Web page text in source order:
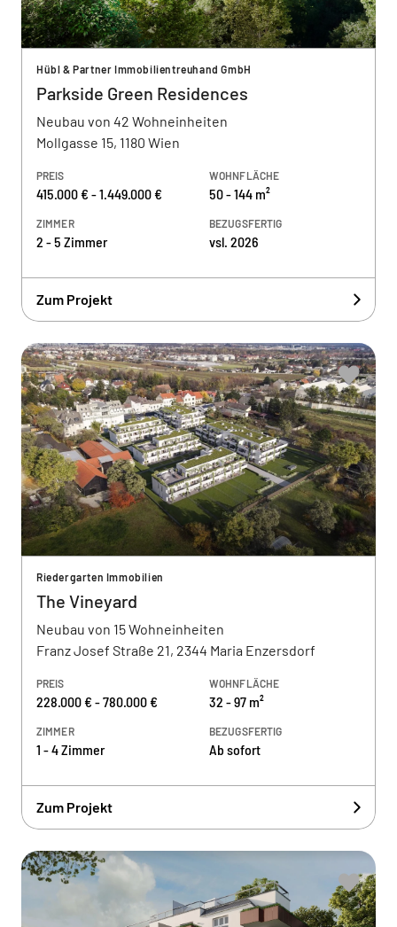
Hübl & Partner Immobilientreuhand GmbH
Parkside Green Residences
Neubau von 42 Wohneinheiten
Mollgasse 15, 1180 Wien
PREIS
415.000 € - 1.449.000 €
WOHNFLÄCHE
50 - 144 m²
ZIMMER
2 - 5 Zimmer
BEZUGSFERTIG
vsl. 2026
Zum Projekt
Riedergarten Immobilien
The Vineyard
Neubau von 15 Wohneinheiten
Franz Josef Straße 21, 2344 Maria Enzersdorf
PREIS
228.000 € - 780.000 €
WOHNFLÄCHE
32 - 97 m²
ZIMMER
1 - 4 Zimmer
BEZUGSFERTIG
Ab sofort
Zum Projekt